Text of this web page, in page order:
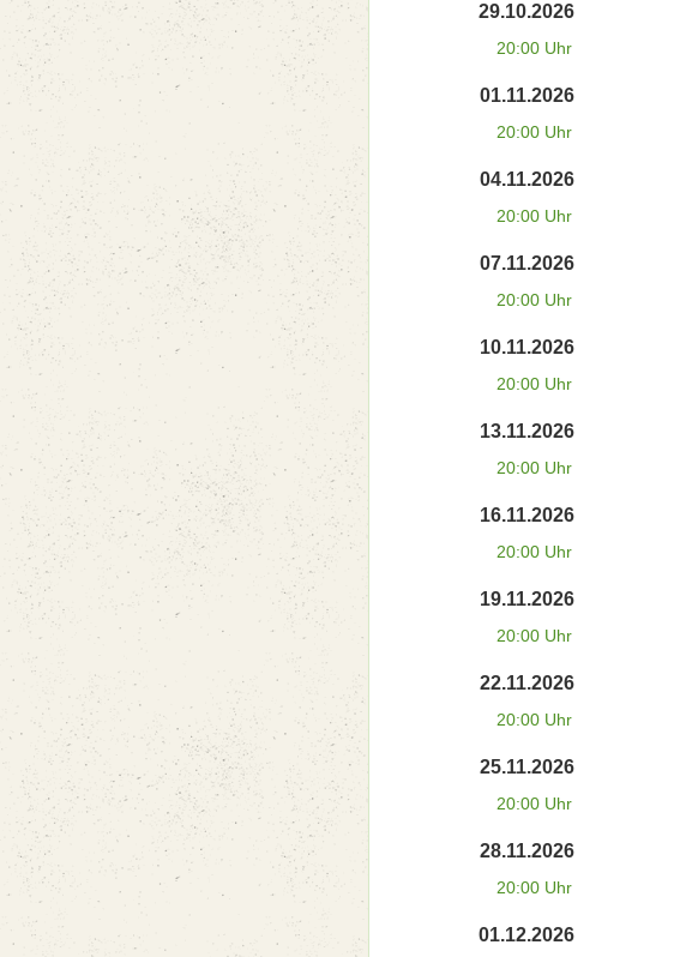
29.10.2026
20:00 Uhr
01.11.2026
20:00 Uhr
04.11.2026
20:00 Uhr
07.11.2026
20:00 Uhr
10.11.2026
20:00 Uhr
13.11.2026
20:00 Uhr
16.11.2026
20:00 Uhr
19.11.2026
20:00 Uhr
22.11.2026
20:00 Uhr
25.11.2026
20:00 Uhr
28.11.2026
20:00 Uhr
01.12.2026